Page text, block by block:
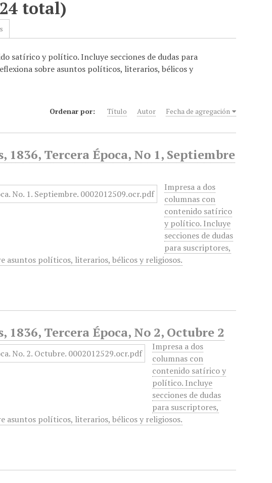
total)
satírico y político. Incluye secciones de dudas para
sobre asuntos políticos, literarios, bélicos y
Ordenar por: Título Autor Fecha de agregación
Tercera Época, No 1, Septiembre
Impresa a dos
columnas con
contenido satírico
y político. Incluye
secciones de dudas
para suscriptores,
asuntos políticos, literarios, bélicos y religiosos.
Tercera Época, No 2, Octubre 2
Impresa a dos
columnas con
contenido satírico y
político. Incluye
secciones de dudas
para suscriptores,
asuntos políticos, literarios, bélicos y religiosos.